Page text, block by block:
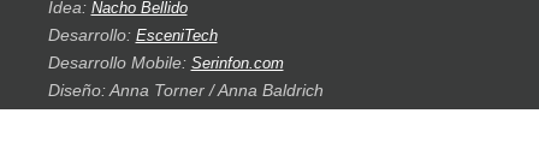
Idea: Nacho Bellido
Desarrollo: EsceniTech
Desarrollo Mobile: Serinfon.com
Diseño: Anna Torner / Anna Baldrich